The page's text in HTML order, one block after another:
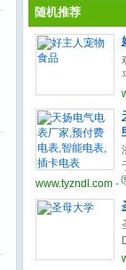
随机推荐
www.tyzndl.com -